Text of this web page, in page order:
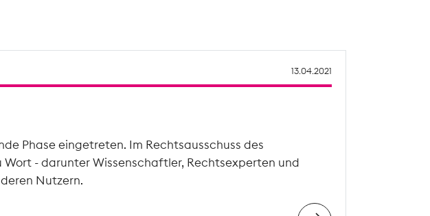
13.04.2021
Phase eingetreten. Im Rechtsausschuss des
Wort - darunter Wissenschaftler, Rechtsexperten und
Nutzern.